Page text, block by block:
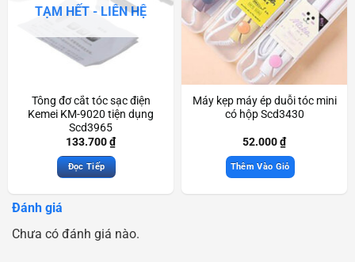
TẠM HẾT - LIÊN HỆ
Tông đơ cắt tóc sạc điện
Kemei KM-9020 tiện dụng
Scd3965
133.700₫
Đọc Tiếp
Máy kẹp máy ép duỗi tóc mini
có hộp Scd3430
52.000₫
Thêm Vào Giỏ
Đánh giá
Chưa có đánh giá nào.